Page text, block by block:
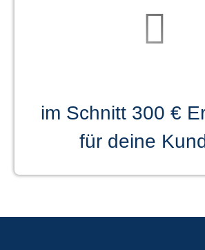
im Schnitt 300 €
für deine